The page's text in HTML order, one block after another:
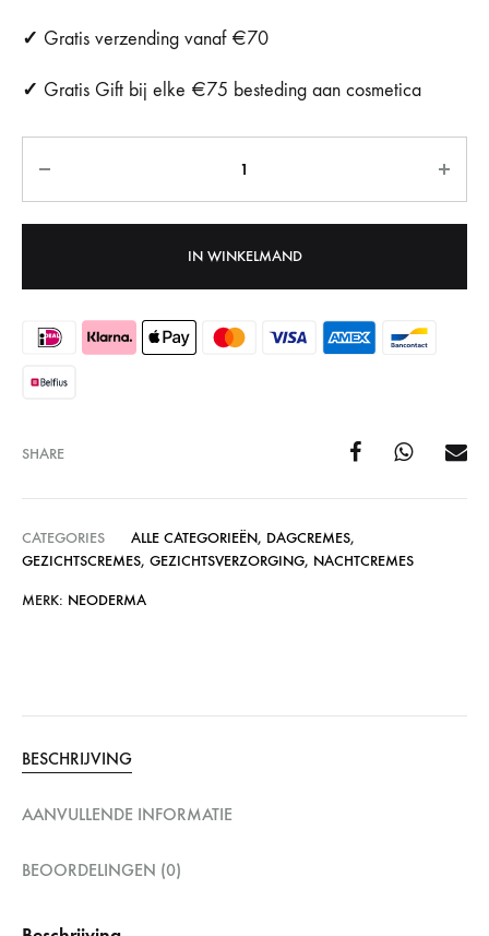
✓ Gratis verzending vanaf €70
✓ Gratis Gift bij elke €75 besteding aan cosmetica
IN WINKELMAND
SHARE
CATEGORIES ALLE CATEGORIEËN, DAGCREMES,
GEZICHTSCREMES, GEZICHTSVERZORGING, NACHTCREMES
MERK: NEODERMA
BESCHRIJVING
AANVULLENDE INFORMATIE
BEOORDELINGEN (0)